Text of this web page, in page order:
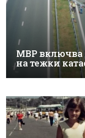
МВР включва
на тежки